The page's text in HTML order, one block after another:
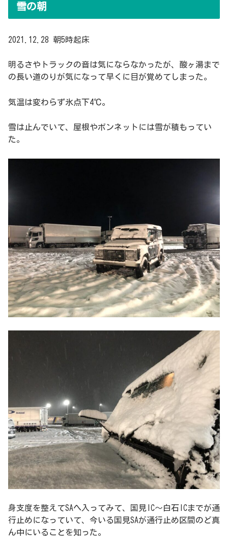
雪の朝
2021.12.28 朝5時起床
明るさやトラックの音は気にならなかったが、酸ヶ湯まで
の長い道のりが気になって早くに目が覚めてしまった。
気温は変わらず氷点下4℃。
雪は止んでいて、屋根やボンネットには雪が積もってい
た。
身支度を整えてSAへ入ってみて、国見IC〜白石ICまでが通
行止めになっていて、今いる国見SAが通行止め区間のど真
ん中にいることを知った。